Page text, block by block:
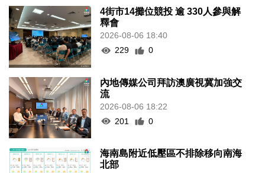
4街市14攤位競投 逾 330人參與解
釋會
2026-08-06 18:40
229
0
內地傳媒公司拜訪澳廣視冀加強交
流
2026-08-06 18:22
201
0
海南島附近低壓區不排除移向南海
北部